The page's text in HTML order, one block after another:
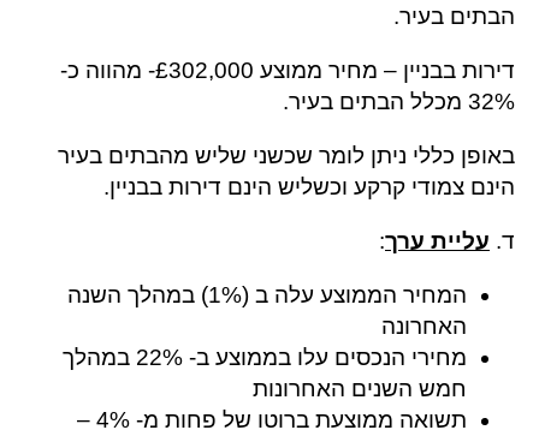
הבתים בעיר.
דירות בבניין – מחיר ממוצע £302,000- מהווה כ-
32% מכלל הבתים בעיר.
באופן כללי ניתן לומר שכשני שליש מהבתים בעיר
הינם צמודי קרקע וכשליש הינם דירות בבניין.
ד. עליית ערך:
המחיר הממוצע עלה ב (1%) במהלך השנה
האחרונה
מחירי הנכסים עלו בממוצע ב- 22% במהלך
חמש השנים האחרונות
תשואה ממוצעת ברוטו של פחות מ- 4% –